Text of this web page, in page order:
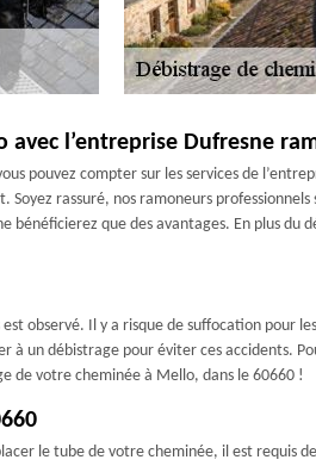
l’entreprise Dufresne
pouvez compter sur les services de
rassuré, nos ramoneurs
bénéficierez que des avantages. En plus
observé. Il y a risque de suffocation pour
un débistrage pour éviter ces accidents.
de votre cheminée à Mello, dans le 60660 !
le tube de votre cheminée, il est requis